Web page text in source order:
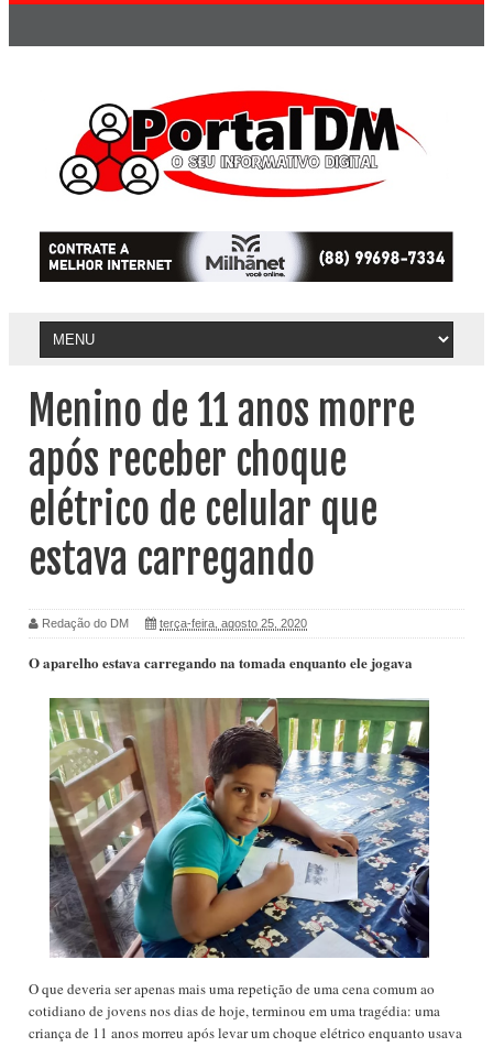
Menino de 11 anos morre
após receber choque
elétrico de celular que
estava carregando
Redação do DM terça-feira, agosto 25, 2020
O aparelho estava carregando na tomada enquanto ele jogava
O que deveria ser apenas mais uma repetição de uma cena comum ao
cotidiano de jovens nos dias de hoje, terminou em uma tragédia: uma
criança de 11 anos morreu após levar um choque elétrico enquanto usava